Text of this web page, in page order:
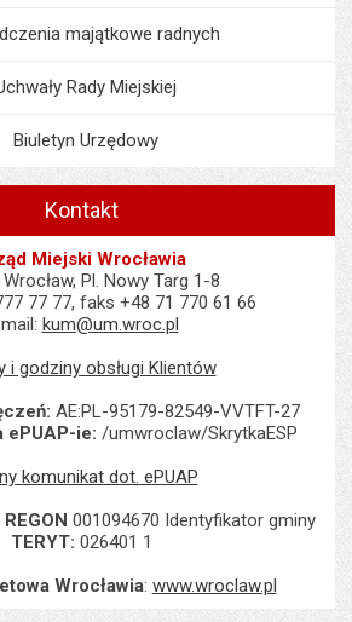
majątkowe radnych
Rady Miejskiej
Biuletyn Urzędowy
Kontakt
Miejski Wrocławia
Pl. Nowy Targ 1-8
77 77, faks +48 71 770 61 66
kum@um.wroc.pl
i godziny obsługi Klientów
AE:PL-95179-82549-VVTFT-27
ePUAP-ie: /umwroclaw/SkrytkaESP
komunikat dot. ePUAP
REGON 001094670 Identyfikator gminy
TERYT: 026401 1
Wrocławia: www.wroclaw.pl